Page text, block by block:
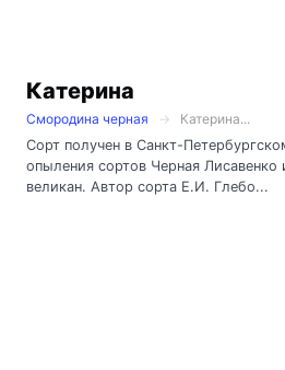
Катерина
Смородина черная
Катерина...
Сорт получен в Санкт-
опыления сортов Черная Лисавенко
великан. Автор сорта Е.И. Глебо...